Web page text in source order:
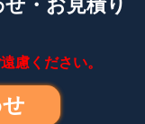
・お見積り
慮ください。